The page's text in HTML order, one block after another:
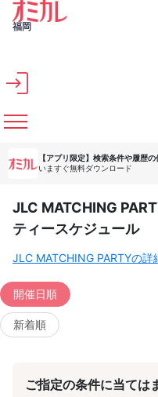
メインコンテンツへスキップ
福岡
【アプリ限定】 検索条件や履歴の
いますぐ無料ダウンロード
JLC MATCHING
ティースケジュール
JLC MATCHING PARTYの詳
開催日順
新着順
ご指定の条件に当ては